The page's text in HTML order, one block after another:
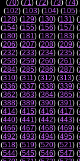
(70) (71) (72) (73) (74)
(102) (103) (104) (105)
(128) (129) (130) (131) (
(154) (155) (156) (157) (
(180) (181) (182) (183) (
(206) (207) (208) (209) (
(232) (233) (234) (235) (
(258) (259) (260) (261) (
(284) (285) (286) (287) (
(310) (311) (312) (313) (
(336) (337) (338) (339) (
(362) (363) (364) (365) (
(388) (389) (390) (391) (
(414) (415) (416) (417) (
(440) (441) (442) (443) (
(466) (467) (468) (469) (
(492) (493) (494) (495) (
(518) (519) (520) (521) (
(544) (545) (546) (547) (